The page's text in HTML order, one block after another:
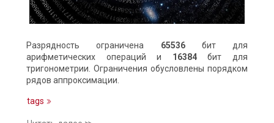
Разрядность ограничена 65536бит для
арифметических операций и 16384бит для
тригонометрии. Ограничения обусловлены порядком
рядов аппроксимации.
tags